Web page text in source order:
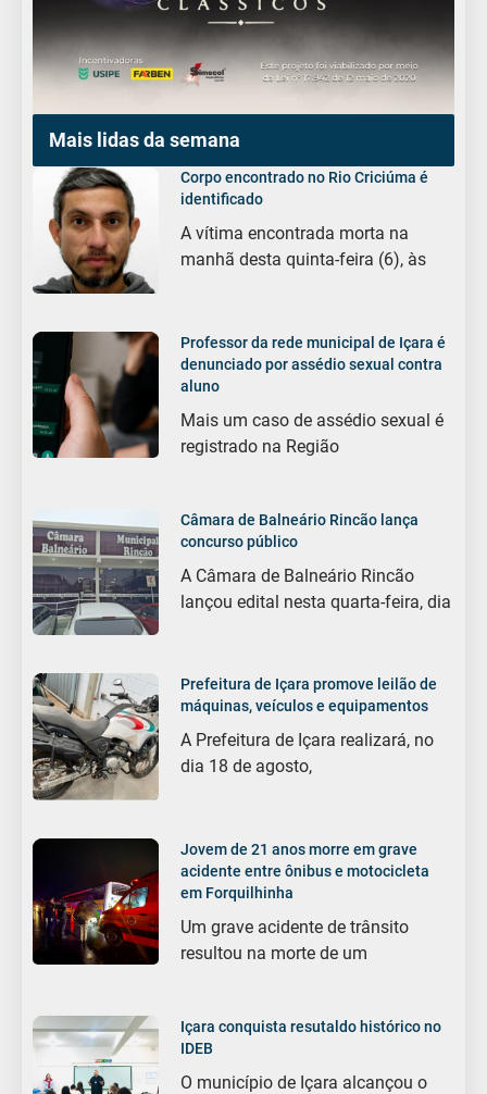
Mais lidas da semana
Corpo encontrado no Rio Criciúma é
identificado
A vítima encontrada morta na
manhã desta quinta-feira (6), às
Professor da rede municipal de Içara é
denunciado por assédio sexual contra
aluno
Mais um caso de assédio sexual é
registrado na Região
Câmara de Balneário Rincão lança
concurso público
A Câmara de Balneário Rincão
lançou edital nesta quarta-feira, dia
Prefeitura de Içara promove leilão de
máquinas, veículos e equipamentos
A Prefeitura de Içara realizará, no
dia 18 de agosto,
Jovem de 21 anos morre em grave
acidente entre ônibus e motocicleta
em Forquilhinha
Um grave acidente de trânsito
resultou na morte de um
Içara conquista resutaldo histórico no
IDEB
O município de Içara alcançou o